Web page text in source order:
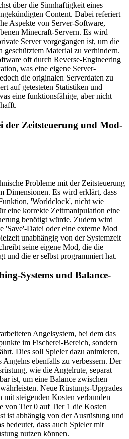
über die Sinnhaftigkeit eines
Content. Dabei referiert
Aspekte von Server-Software,
Minecraft-Servern. Es wird
Server vorgegangen ist, um die
Material zu verhindern.
oft durch Reverse-Engineering
was eine eigene Server-
die originalen Serverdaten zu
auf getesteten Statistiken und
eine funktionsfähige, aber nicht
der Zeitsteuerung und Mod-
Probleme mit der Zeitsteuerung
Dimensionen. Es wird erklärt, dass
'Worldclock', nicht wie
eine korrekte Zeitmanipulation eine
benötigt würde. Zudem wird
'Save'-Datei oder eine externe Mod
unabhängig von der Systemzeit
seine eigene Mod, die die
und die er selbst programmiert hat.
Systems und Balance-
Angelsystem, bei dem das
im Fischerei-Bereich, sondern
Dies soll Spieler dazu animieren,
ebenfalls zu verbessern. Der
wie die Angelrute, separat
ist, um eine Balance zwischen
Neue Rüstungs-Upgrades
steigenden Kosten verbunden
von Tier 0 auf Tier 1 die Kosten
ist abhängig von der Ausrüstung und
bedeutet, dass auch Spieler mit
nutzen können.